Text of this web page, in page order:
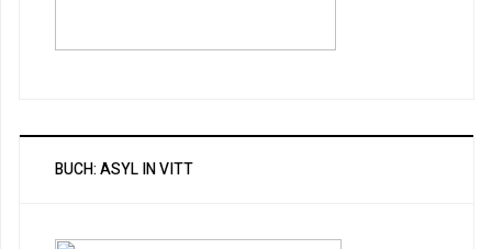
BUCH: ASYL IN VITT